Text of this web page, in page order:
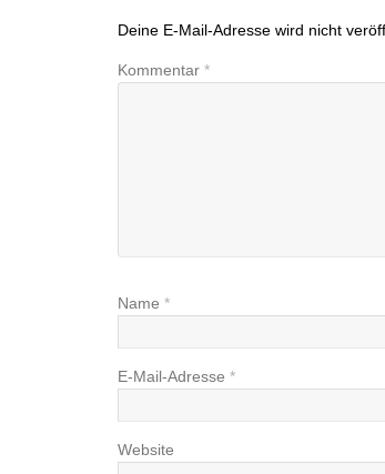
Deine E-Mail-Adresse wird nicht
Kommentar *
Name *
E-Mail-Adresse *
Website